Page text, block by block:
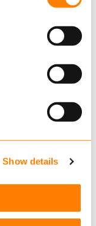
Through
can determine
Show details